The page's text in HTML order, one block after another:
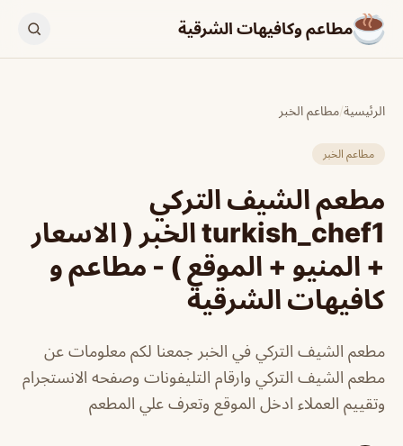
مطاعم وكافيهات الشرقية
الرئيسية/مطاعم الخبر
مطاعم الخبر
مطعم الشيف التركي
turkish_chef1 الخبر ( الاسعار
+ المنيو + الموقع ) - مطاعم و
كافيهات الشرقية
مطعم الشيف التركي في الخبر جمعنا لكم معلومات عن
مطعم الشيف التركي وارقام التليفونات وصفحه الانستجرام
وتقييم العملاء ادخل الموقع وتعرف علي المطعم